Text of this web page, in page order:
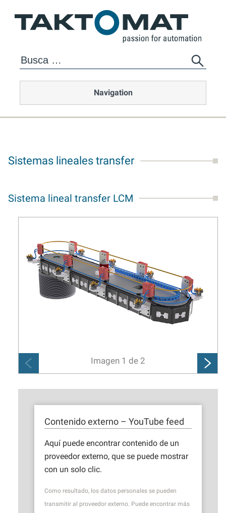
Navigation
Sistemas lineales transfer
Sistema lineal transfer LCM
Imagen 1 de 2
Contenido externo – YouTube feed
Aquí puede encontrar contenido de un
proveedor externo, que se puede mostrar
con un solo clic.
Como resultado, los datos personales se pueden
transmitir al proveedor externo. Puede encontrar más